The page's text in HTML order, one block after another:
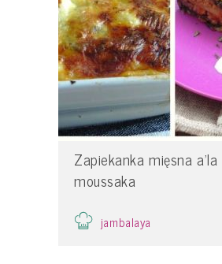
Zapiekanka mięsna a'la
moussaka
jambalaya